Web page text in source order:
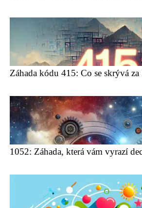
Záhada kódu 415: Co se skrývá za
1052: Záhada, která vám vyrazí